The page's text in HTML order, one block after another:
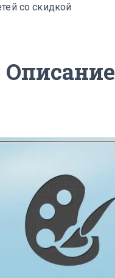
со скидкой
Описание